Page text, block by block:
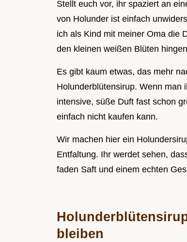
Stellt euch vor, ihr spaziert an
von Holunder ist einfach
ich als Kind mit meiner Oma die
den kleinen weißen Blüten
Es gibt kaum etwas, das mehr
Holunderblütensirup. Wenn man
intensive, süße Duft fast schon
einfach nicht kaufen kann.
Wir machen hier ein
Entfaltung. Ihr werdet sehen,
faden Saft und einem echten
bleiben